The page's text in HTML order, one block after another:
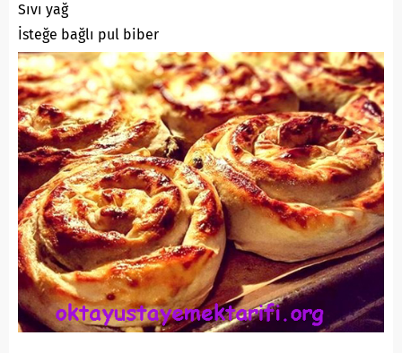
Sıvı yağ
İsteğe bağlı pul biber